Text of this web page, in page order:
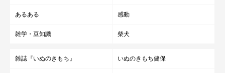
あるある 感動
雑学・豆知識 柴犬
雑誌『いぬのきもち』 いぬのきもち健保